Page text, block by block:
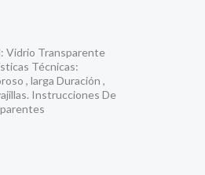
Vidrio Transparente
Técnicas:
, larga Duración ,
Instrucciones De